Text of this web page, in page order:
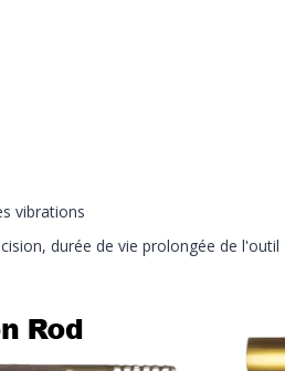
vibrations
durée de vie prolongée de l'outil